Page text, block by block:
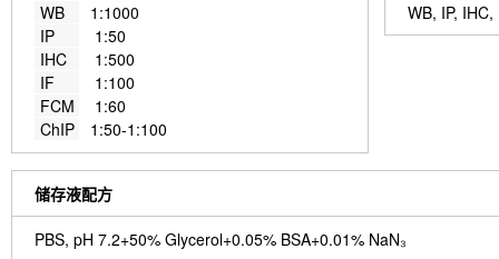
WB
1:1000
IP
1:50
IHC
1:500
IF
1:100
FCM
1:60
ChIP
1:50-1:100
WB, IP,
储存液配方
PBS, pH 7.2+50% Glycerol+0.05% BSA+0.01% NaN₃